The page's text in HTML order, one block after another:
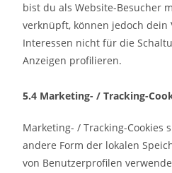
bist du als Website-Besucher
verknüpft, können jedoch
Interessen nicht für die
Anzeigen profilieren.
5.4 Marketing- / Tracking-
Marketing- / Tracking-Cookies
andere Form der lokalen
von Benutzerprofilen